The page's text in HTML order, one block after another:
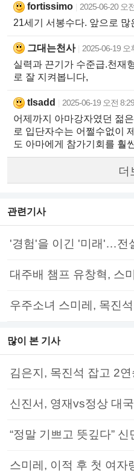
fortissimo 2025-06-20 오
21세기 서봉수다. 앞으로
그대는천사 2025-06-19 오
실력과 끈기가 수준급.천재
로 잘 지켜봅니다,
tlsadd 2025-06-19 오전
어제까지 아마강자였던 젊
로 입단자수는 어쩔수없이
도 아마에게 참가기회를 훨
더
관련기사
'경험'을 이긴 '미래'…전
대주배 챔프 유창혁, 스
우주소녀 스미레, 목진
많이 본 기사
김은지, 목진석 잡고 2연
신진서, 영재vs정상 대
“정말 기쁘고 뜻깊다”
스미레, 이적 후 첫 여자